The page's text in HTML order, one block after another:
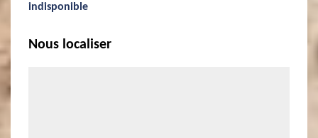
indisponible
Nous localiser